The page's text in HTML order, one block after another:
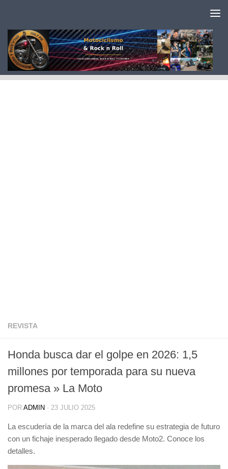
REVISTA
Honda busca dar el golpe en 2026: 1,5
millones por temporada para su nueva
promesa » La Moto
POR ADMIN · 23 JULIO 2025
La escudería de la marca del ala redefine su estrategia de futuro
con un fichaje inesperado llegado desde Moto2. Conoce los
detalles.